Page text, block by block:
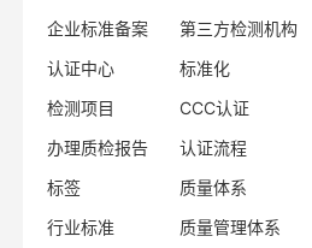
企业标准备案
第三方检测机构
认证中心
标准化
检测项目
CCC认证
办理质检报告
认证流程
标签
质量体系
行业标准
质量管理体系